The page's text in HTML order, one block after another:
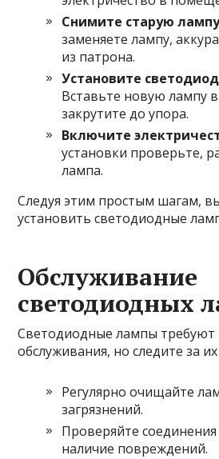
Снимите старую
заменяете лампу,
из патрона.
Установите
Вставьте новую лампу
закрутите до упора.
Включите
установки проверьте,
лампа.
Следуя этим простым шагам,
установить светодиодные
Обслуживание
светодиодных
Светодиодные лампы
обслуживания, но следите за
Регулярно очищайте
загрязнений.
Проверяйте
наличие повреждений.